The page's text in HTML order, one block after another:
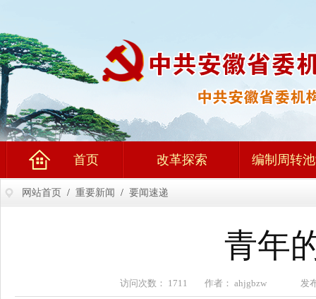
首页 改革探索 编制周转
网站首页 / 重要新闻 / 要闻速递
青年
访问次数： 1711 作者： ahjgbzw 发布